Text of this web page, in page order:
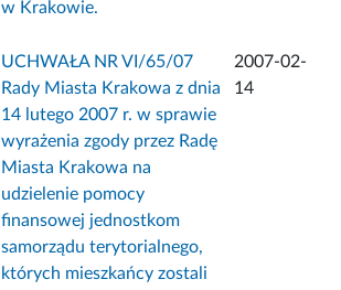
w Krakowie.
UCHWAŁA NR VI/65/07
Rady Miasta Krakowa z dnia
14 lutego 2007 r. w sprawie
wyrażenia zgody przez Radę
Miasta Krakowa na
udzielenie pomocy
finansowej jednostkom
samorządu terytorialnego,
których mieszkańcy zostali
2007-02-
14